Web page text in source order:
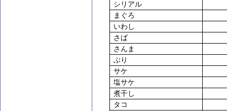
シリアル
まぐろ
いわし
さば
さんま
ぶり
サケ
塩サケ
煮干し
タコ